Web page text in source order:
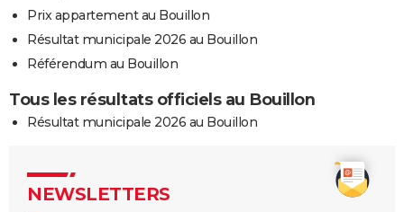
Prix appartement au Bouillon
Résultat municipale 2026 au Bouillon
Référendum au Bouillon
Tous les résultats officiels au Bouillon
Résultat municipale 2026 au Bouillon
NEWSLETTERS